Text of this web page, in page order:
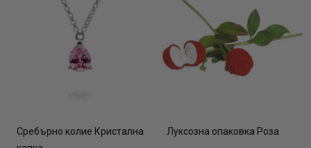
Сребърно колие Кристална
Луксозна опаковка Роза